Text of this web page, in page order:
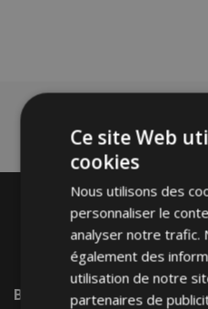
Bienvenue SurVTVAuto
Ce site Web
cookies
Nous utilisons des
personnaliser le
analyser notre trafic.
également des
utilisation de notre
partenaires de